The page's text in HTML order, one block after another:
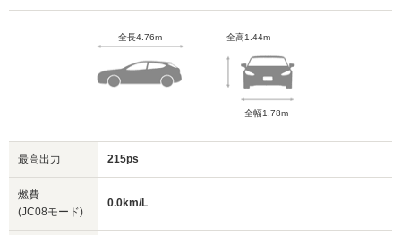
全長4.76m 全高1.44m
全幅1.78m
最高出力 215ps
燃費
(JC08モード)
0.0km/L